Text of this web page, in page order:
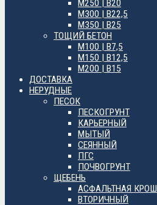
М250 | B20
М300 | B22,5
М350 | B25
ТОЩИЙ БЕТОН
М100 | B7,5
М150 | B12,5
М200 | B15
ДОСТАВКА
НЕРУДНЫЕ
ПЕСОК
ПЕСКОГРУНТ
КАРЬЕРНЫЙ
МЫТЫЙ
СЕЯННЫЙ
ПГС
ПОЧВОГРУНТ
ЩЕБЕНЬ
АСФАЛЬТНАЯ
ВТОРИЧНЫЙ